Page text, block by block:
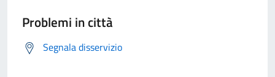
Problemi in città
Segnala disservizio